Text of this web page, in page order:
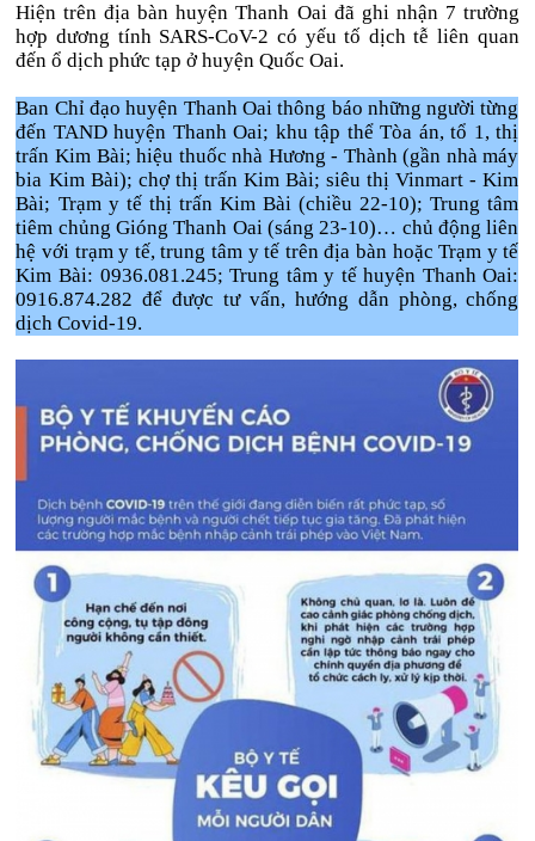
Hiện trên địa bàn huyện Thanh Oai đã ghi nhận 7 trường
hợp dương tính SARS-CoV-2 có yếu tố dịch tễ liên quan
đến ổ dịch phức tạp ở huyện Quốc Oai.
Ban Chỉ đạo huyện Thanh Oai thông báo những người từng
đến TAND huyện Thanh Oai; khu tập thể Tòa án, tổ 1, thị
trấn Kim Bài; hiệu thuốc nhà Hương - Thành (gần nhà máy
bia Kim Bài); chợ thị trấn Kim Bài; siêu thị Vinmart - Kim
Bài; Trạm y tế thị trấn Kim Bài (chiều 22-10); Trung tâm
tiêm chủng Gióng Thanh Oai (sáng 23-10)… chủ động liên
hệ với trạm y tế, trung tâm y tế trên địa bàn hoặc Trạm y tế
Kim Bài: 0936.081.245; Trung tâm y tế huyện Thanh Oai:
0916.874.282 để được tư vấn, hướng dẫn phòng, chống
dịch Covid-19.